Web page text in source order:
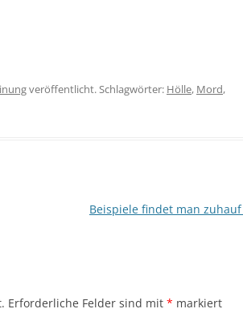
veröffentlicht. Schlagwörter: Hölle, Mord,
Beispiele findet man zuhauf
Erforderliche Felder sind mit * markiert